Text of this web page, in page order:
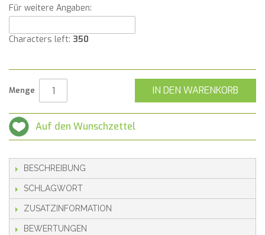
Für weitere Angaben:
Characters left: 350
Menge IN DEN WARENKORB
Auf den Wunschzettel
BESCHREIBUNG
SCHLAGWORT
ZUSATZINFORMATION
BEWERTUNGEN